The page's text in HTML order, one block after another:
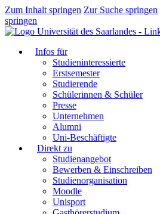
Zum Inhalt springen Zur Suche springen
springen
Infos für
Studieninteressierte
Erstsemester
Studierende
Schülerinnen & Schüler
Presse
Unternehmen
Alumni
Uni-Beschäftigte
Direkt zu
Studienangebot
Bewerben & Einschreiben
Studienorganisation
Moodle
Unisport